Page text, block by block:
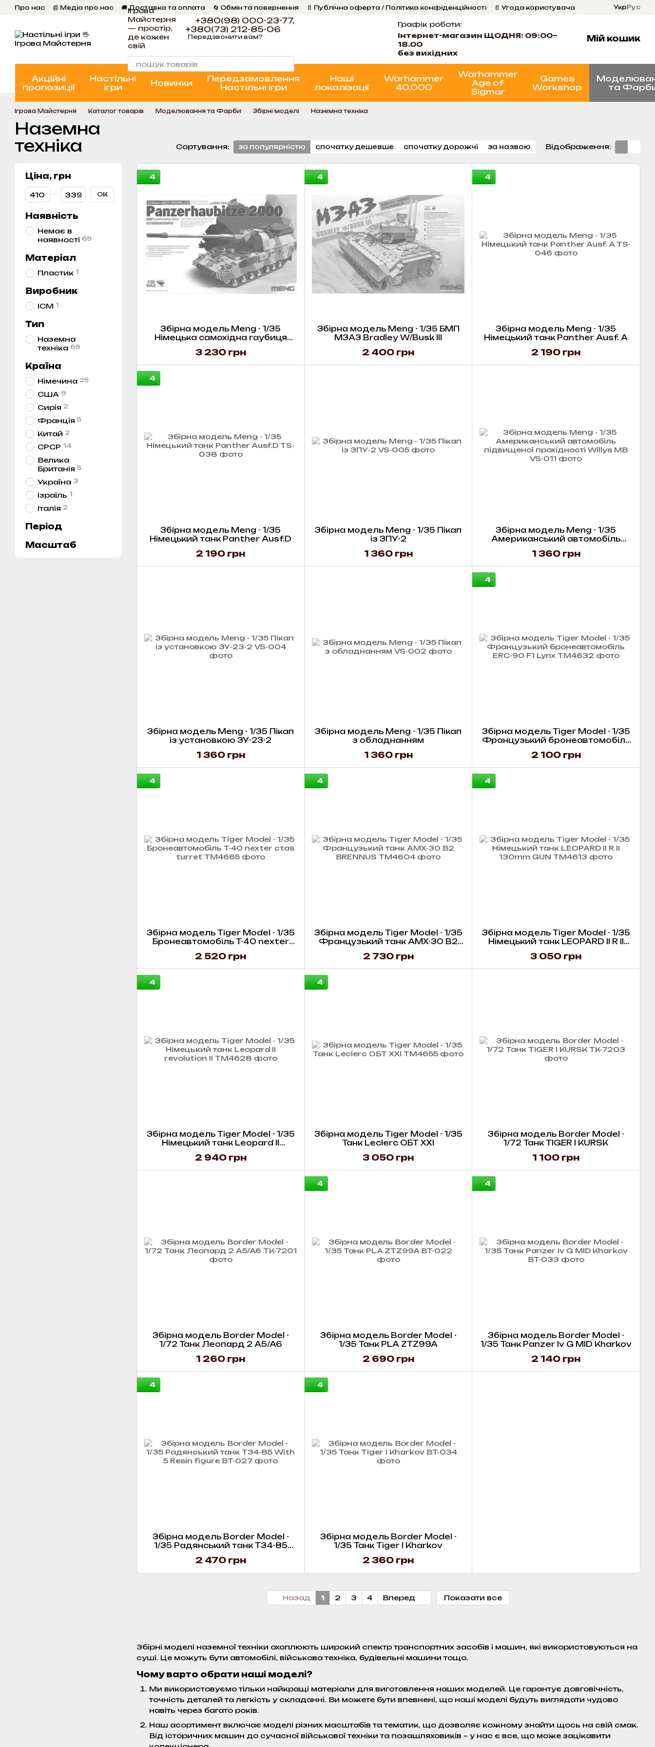
Перейти к основному контенту
Про нас 📰 Медіа про нас 🚚 Доставка та оплата 🔄 Обмін та повернення 📄 Публічна оферта / Політика конфіденційності
📄 Угода користувача
📞 Контакти Ігрова Майстерня Програма Лояльності
УкрРус
Ігрова
Майстерня
— простір,
де кожен
свій
+380(98) 000-23-77,
+380(73) 212-85-06
Передзвонити вам?
Графік роботи:
Інтернет-магазин ЩОДНЯ: 09:00–
18.00
без вихідних
Мій кошик
Акційні
пропозиції
Настільні
ігри
Новинки
Передзамовлення
Настільні ігри
Наші
локалізації
Warhammer
40,000
Warhammer
Age of
Sigmar
Games
Workshop
та
Ігрова Майстерня Каталог товарів Моделювання та Фарби Збірні моделі Наземна техніка
Наземна
техніка
Сортування: за популярністю спочатку дешевше спочатку дорожчі за назвою Відображення:
Збірні моделі наземної техніки охоплюють широкий спектр транспортних засобів і машин, які використовуються на
суші. Це можуть бути автомобілі, військова техніка, будівельні машини тощо.
Чому варто обрати наші моделі?
Ми використовуємо тільки найкращі матеріали для виготовлення наших моделей. Це гарантує довговічність,
точність деталей та легкість у складанні. Ви можете бути впевнені, що наші моделі будуть виглядати чудово
навіть через багато років.
Наш асортимент включає моделі різних масштабів та тематик, що дозволяє кожному знайти щось на свій смак.
Від історичних машин до сучасної військової техніки та позашляховиків – у нас є все, що може зацікавити
4
Збірна модель Meng - 1/35
Німецька самохідна гаубиця
3 230 грн
4
Збірна модель Meng - 1/35 БМП
M3A3 Bradley W/Busk III
2 400 грн
4
Збірна модель Meng - 1/35
Німецький танк Panther Ausf. A
2 190 грн
4
Збірна модель Meng - 1/35
Німецький танк Panther Ausf.D
2 190 грн
Збірна модель Meng - 1/35 Пікап
із ЗПУ-2
1 360 грн
Збірна модель Meng - 1/35
Американський автомобіль
MB
1 360 грн
Збірна модель Meng - 1/35 Пікап
із установкою ЗУ-23-2
1 360 грн
Збірна модель Meng - 1/35 Пікап
з обладнанням
1 360 грн
4
Збірна модель Tiger Model - 1/35
Французький бронеавтомобіль
2 100 грн
4
Збірна модель Tiger Model - 1/35
Бронеавтомобіль T-40 nexter
2 520 грн
4
Збірна модель Tiger Model - 1/35
Французький танк AMX-30 B2
2 730 грн
4
Збірна модель Tiger Model - 1/35
Німецький танк LEOPARD II R II
3 050 грн
4
Збірна модель Tiger Model - 1/35
Німецький танк Leopard II
2 940 грн
4
Збірна модель Tiger Model - 1/35
Танк Leclerc ОБТ XXI
3 050 грн
Збірна модель Border Model -
1/72 Танк TIGER I KURSK
1 100 грн
Збірна модель Border Model -
1/72 Танк Леопард 2 A5/A6
1 260 грн
4
Збірна модель Border Model -
1/35 Танк PLA ZTZ99A
2 690 грн
4
Збірна модель Border Model -
1/35 Танк Panzer Iv G MID Kharkov
2 140 грн
4
Збірна модель Border Model -
1/35 Радянський танк T34-85
2 470 грн
4
Збірна модель Border Model -
1/35 Танк Tiger I Kharkov
2 360 грн
Назад 1 2 3 4 Вперед Показати все
Ціна, грн
От Ціна, грн
До Ціна, грн ОК
Наявність
Немає в
наявності 69
Матеріал
Пластик 1
Виробник
ICM 1
Тип
Наземна
техніка 69
Країна
Німечина 25
США 9
Сирія 2
Франція 5
Китай 2
СРСР 14
Велика
Британія 5
Україна 3
Ізраїль 1
Італія 2
Період
Масштаб